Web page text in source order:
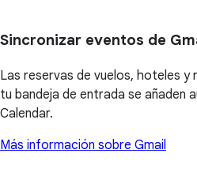
Sincronizar eventos de
Las reservas de vuelos, hoteles y
tu bandeja de entrada se añaden
Calendar.
Más información sobre Gmail